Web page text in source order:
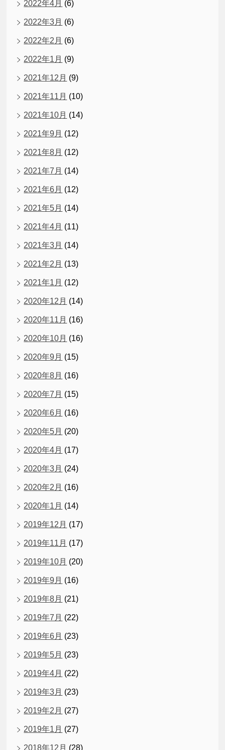
2022年4月 (6)
2022年3月 (6)
2022年2月 (6)
2022年1月 (9)
2021年12月 (9)
2021年11月 (10)
2021年10月 (14)
2021年9月 (12)
2021年8月 (12)
2021年7月 (14)
2021年6月 (12)
2021年5月 (14)
2021年4月 (11)
2021年3月 (14)
2021年2月 (13)
2021年1月 (12)
2020年12月 (14)
2020年11月 (16)
2020年10月 (16)
2020年9月 (15)
2020年8月 (16)
2020年7月 (15)
2020年6月 (16)
2020年5月 (20)
2020年4月 (17)
2020年3月 (24)
2020年2月 (16)
2020年1月 (14)
2019年12月 (17)
2019年11月 (17)
2019年10月 (20)
2019年9月 (16)
2019年8月 (21)
2019年7月 (22)
2019年6月 (23)
2019年5月 (23)
2019年4月 (22)
2019年3月 (23)
2019年2月 (27)
2019年1月 (27)
2018年12月 (28)